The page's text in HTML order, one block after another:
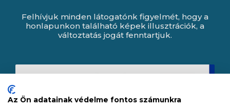
Felhívjuk minden látogatónk figyelmét, hogy a
honlapunkon található képek illusztrációk, a
változtatás jogát fenntartjuk.
Az Ön adatainak védelme fontos számunkra